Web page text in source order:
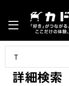
詳細検索